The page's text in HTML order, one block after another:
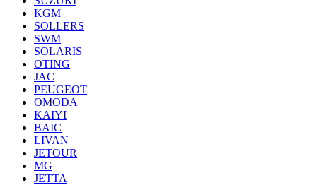
KGM
SOLLERS
SWM
SOLARIS
OTING
JAC
PEUGEOT
OMODA
KAIYI
BAIC
LIVAN
JETOUR
MG
JETTA